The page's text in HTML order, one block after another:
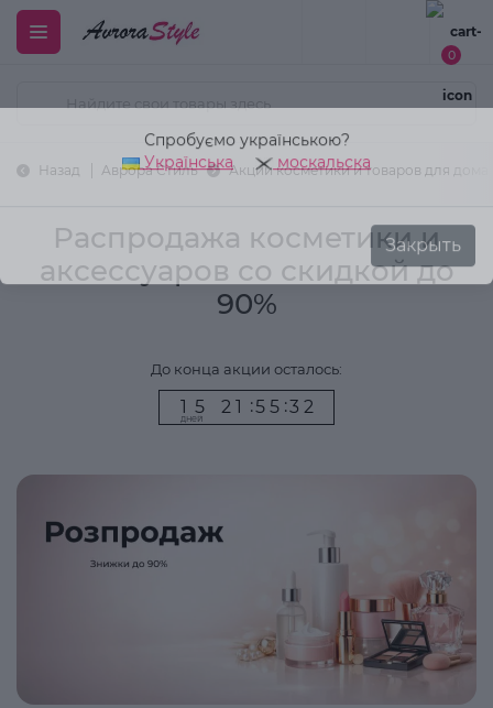
0
Назад Аврора Стиль Акции косметики и товаров для дома
Українська
москальска
Распродажа косметики и
аксессуаров со скидкой до
90%
До конца акции осталось:
1
1
5
5
дней
2
2
1
1 :
5
5
5
5 :
3
3
2
2